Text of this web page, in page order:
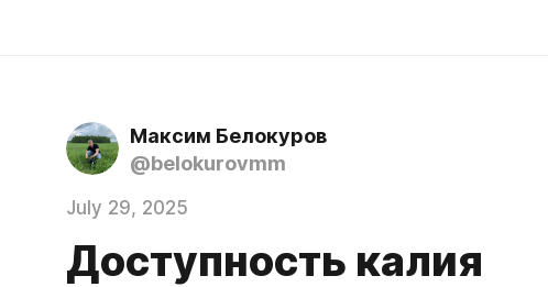
Максим Белокуров
@belokurovmm
July 29, 2025
Доступность калия